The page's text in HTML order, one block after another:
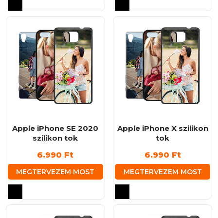
terméknek
több
variációja
van.
változatok
termékoldalon
terméknek
több
variációja
van.
változatok
termékoldalon
ki
Apple iPhone SE 2020
szilikon tok
6.990 Ft
MEGTERVEZEM MOST
Ennek
terméknek
Apple iPhone X szilikon
tok
6.990 Ft
MEGTERVEZEM MOST
Ennek
terméknek